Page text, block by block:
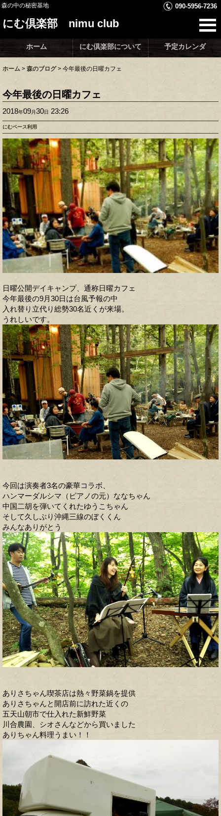
森の中の秘密基地 090-5956-7236
にむ倶楽部 nimu club
ホーム にむ倶楽部について 予定カレンダ
ホーム > 森のブログ > 今年最後の日曜カフェ
今年最後の日曜カフェ
2018年09月30日 23:26
にむベース利用
日曜公開デイキャンプ、通称日曜カフェ
今年最後の9月30日は台風予報の中
入れ替り立代り総勢30名近くが来場。
うれしいです。
今回は演奏者3名の豪華コラボ、
ハンマーダルシマ（ピアノの元）ななちゃん
中国二胡を弾いてくれたゆうこちゃん
そして久しぶり沖縄三線のぼくくん
みんなありがとう
ありさちゃん喫茶店は熱々野菜鍋を提供
ありさちゃんと開店前に訪れた近くの
五天山朝市で仕入れた新鮮野菜
川合農園、シオさんなどから買いました
ありちゃん料理うまい！！